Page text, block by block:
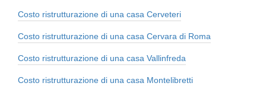
Costo ristrutturazione di una casa Cerveteri
Costo ristrutturazione di una casa Cervara di Roma
Costo ristrutturazione di una casa Vallinfreda
Costo ristrutturazione di una casa Montelibretti